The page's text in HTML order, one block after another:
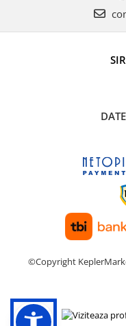
©Copyright